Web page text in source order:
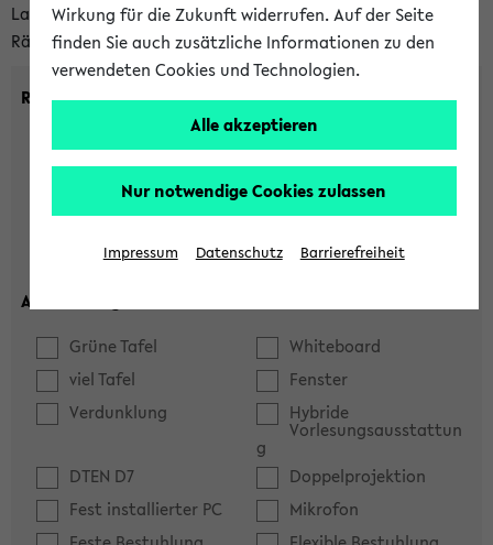
Lassen Sie sich alle Räume anzeigen oder suchen Sie nach
Räumen mit bestimmten Eigenschaften:
Raumkriterien:
max. Plätze:
Ausstattung:
Grüne Tafel
Whiteboard
viel Tafel
Fenster
Verdunklung
Hybride
Vorlesungsausstattun
g
DTEN D7
Doppelprojektion
Fest installierter PC
Mikrofon
Wirkung für die Zukunft widerrufen. Auf der Seite
finden Sie auch zusätzliche Informationen zu den
verwendeten Cookies und Technologien.
Alle akzeptieren
Nur notwendige Cookies zulassen
Impressum Datenschutz Barrierefreiheit